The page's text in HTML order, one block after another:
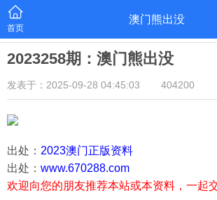
首页
澳门熊出没
2023258期：澳门熊出没
发表于：2025-09-28 04:45:03 404200
出处： 2023澳门正版资料
出处： www.670288.com
欢迎向您的朋友推荐本站或本资料，一起